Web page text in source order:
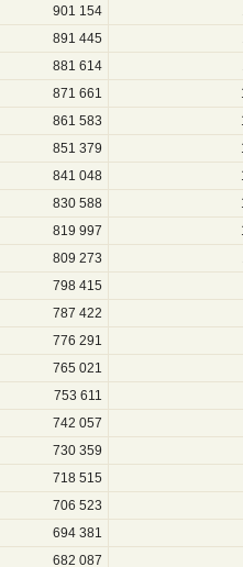
901 154
891 445
881 614
871 661
861 583
851 379
841 048
830 588
819 997
809 273
798 415
787 422
776 291
765 021
753 611
742 057
730 359
718 515
706 523
694 381
682 087